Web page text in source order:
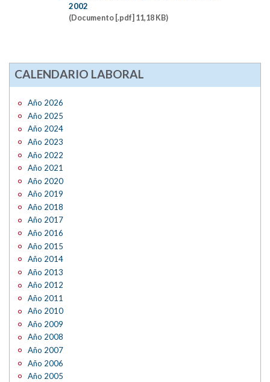
2002
(Documento [.pdf] 11,18 KB)
CALENDARIO LABORAL
Año 2026
Año 2025
Año 2024
Año 2023
Año 2022
Año 2021
Año 2020
Año 2019
Año 2018
Año 2017
Año 2016
Año 2015
Año 2014
Año 2013
Año 2012
Año 2011
Año 2010
Año 2009
Año 2008
Año 2007
Año 2006
Año 2005